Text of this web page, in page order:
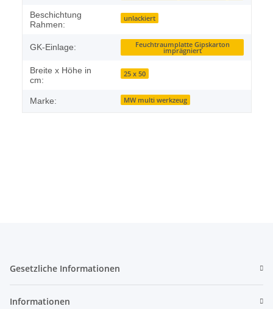
Beschichtung
Rahmen:
unlackiert
GK-Einlage: Feuchtraumplatte Gipskarton
imprägniert
Breite x Höhe in
cm:
25 x 50
Marke: MW multi werkzeug
Gesetzliche Informationen
Informationen